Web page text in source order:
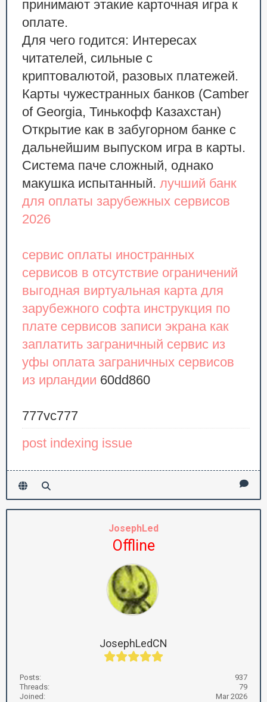
принимают этакие карточная игра к
оплате.
Для чего годится: Интересах
читателей, сильные с
криптовалютой, разовых платежей.
Карты чужестранных банков (Camber
of Georgia, Тинькофф Казахстан)
Открытие как в забугорном банке с
дальнейшим выпуском игра в карты.
Система паче сложный, однако
макушка испытанный. лучший банк
для оплаты зарубежных сервисов
2026
сервис оплаты иностранных
сервисов в отсутствие ограничений
выгодная виртуальная карта для
зарубежного софта инструкция по
плате сервисов записи экрана как
заплатить заграничный сервис из
уфы оплата заграничных сервисов
из ирландии 60dd860
777vc777
post indexing issue
JosephLed
Offline
JosephLedCN
Posts:
937
Threads:
79
Joined:
Mar 2026